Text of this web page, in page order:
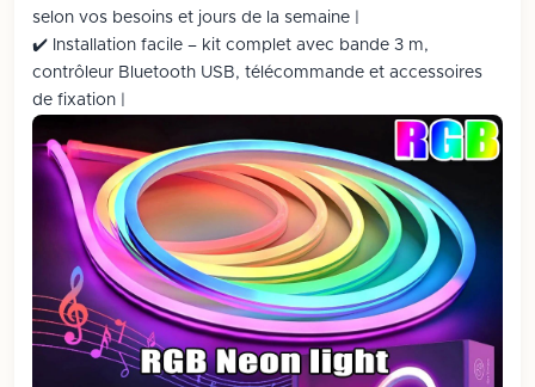
selon vos besoins et jours de la semaine |
✔️ Installation facile – kit complet avec bande 3 m,
contrôleur Bluetooth USB, télécommande et accessoires
de fixation |